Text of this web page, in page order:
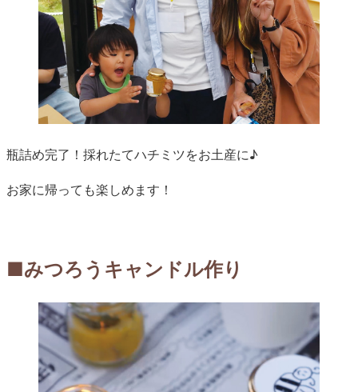
瓶詰め完了！採れたてハチミツをお土産に♪
お家に帰っても楽しめます！
■みつろうキャンドル作り